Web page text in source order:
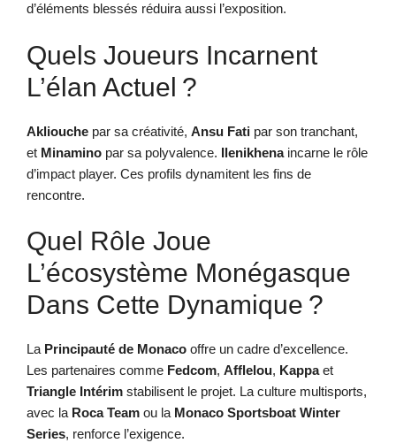
d’éléments blessés réduira aussi l’exposition.
Quels Joueurs Incarnent
L’élan Actuel ?
Akliouche par sa créativité, Ansu Fati par son tranchant,
et Minamino par sa polyvalence. Ilenikhenaincarne le rôle
d’impact player. Ces profils dynamitent les fins de
rencontre.
Quel Rôle Joue
L’écosystème Monégasque
Dans Cette Dynamique ?
La Principauté de Monaco offre un cadre d’excellence.
Les partenaires comme Fedcom, Afflelou, Kappaet
Triangle Intérim stabilisent le projet. La culture multisports,
avec la Roca Team ou la Monaco Sportsboat Winter
Series, renforce l’exigence.